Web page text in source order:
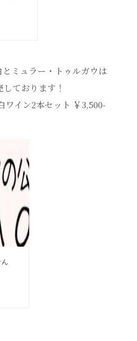
ミュラー・トゥルガウは
ております！
ワイン2本セット ￥3,500-